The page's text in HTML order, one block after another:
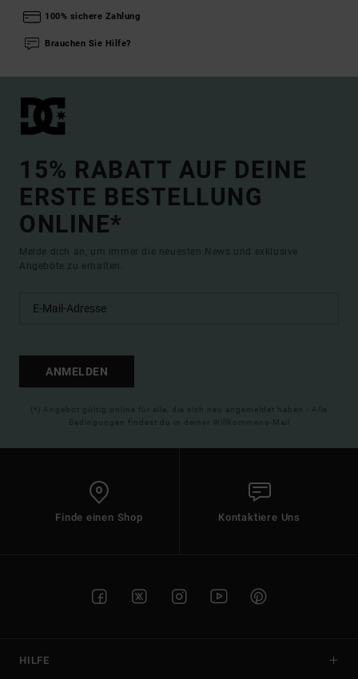
100% sichere Zahlung
Brauchen Sie Hilfe?
15% RABATT AUF DEINE
ERSTE BESTELLUNG
ONLINE*
Melde dich an, um immer die neuesten News und exklusive
Angebote zu erhalten.
ANMELDEN
(*) Angebot gültig online für alle, die sich neu angemeldet haben - Alle
Bedingungen findest du in deiner Willkommens-Mail
Finde einen Shop Kontaktiere Uns
HILFE